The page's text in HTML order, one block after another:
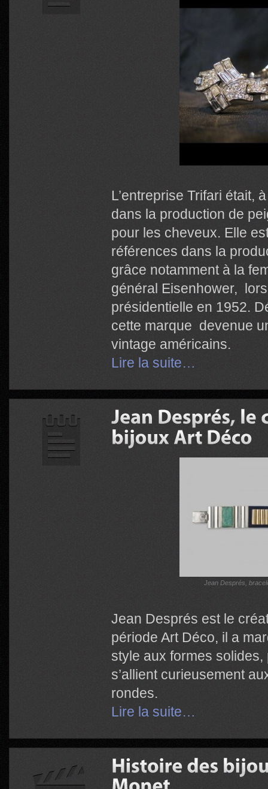
L’entreprise Trifari était,
dans la production de
pour les cheveux. Elle
références dans la
grâce notamment à la
général Eisenhower,
présidentielle en 1952.
cette marque devenue
vintage américains.
Lire la suite…
Jean Després,
Jean Després est le
période Art Déco, il a
style aux formes
s’allient curieusement
rondes.
Lire la suite…